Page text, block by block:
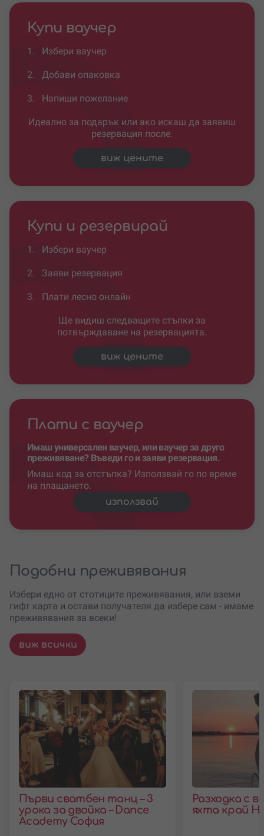
Купи ваучер
1. Избери ваучер
2. Добави опаковка
3. Напиши пожелание
Идеално за подарък или ако искаш да заявиш
резервация после.
виж цените
Купи и резервирай
1. Избери ваучер
2. Заяви резервация
3. Плати лесно онлайн
Ще видиш следващите стъпки за
потвърждаване на резервацията.
виж цените
Плати с ваучер
Имаш универсален ваучер, или ваучер за друго
преживяване? Въведи го и заяви резервация.
Имаш код за отстъпка? Използвай го по време
на плащането.
използвай
Подобни преживявания
Избери едно от стотиците преживявания, или вземи
гифт карта и остави получателя да избере сам - имаме
преживявания за всеки!
виж всички
Първи сватбен танц – 3
урока за двойка – Dance
Academy София
Разходка с
яхта край